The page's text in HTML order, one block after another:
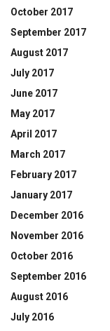
October 2017
September 2017
August 2017
July 2017
June 2017
May 2017
April 2017
March 2017
February 2017
January 2017
December 2016
November 2016
October 2016
September 2016
August 2016
July 2016